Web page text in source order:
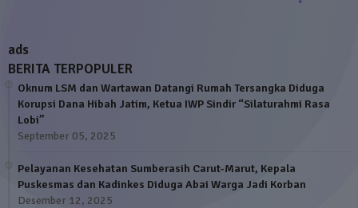
ads
BERITA TERPOPULER
Oknum LSM dan Wartawan Datangi Rumah Tersangka Diduga
Korupsi Dana Hibah Jatim, Ketua IWP Sindir “Silaturahmi Rasa
Lobi”
September 05, 2025
Pelayanan Kesehatan Sumberasih Carut-Marut, Kepala
Puskesmas dan Kadinkes Diduga Abai Warga Jadi Korban
Desember 12, 2025